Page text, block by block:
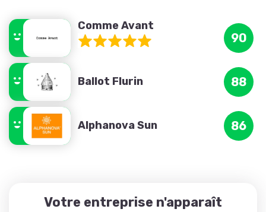
Comme Avant
90
Ballot Flurin 88
Alphanova Sun 86
Votre entreprise n'apparaît